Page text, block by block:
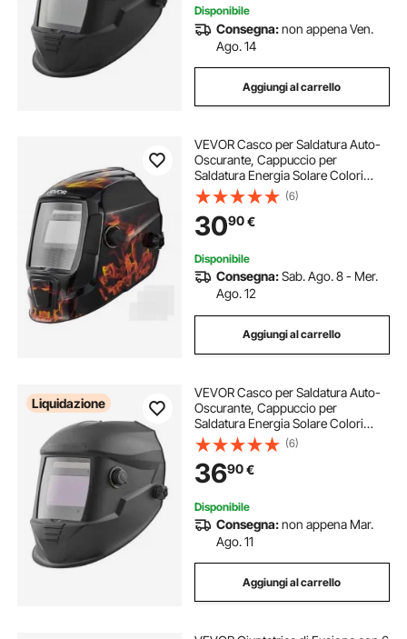
Disponibile
Consegna:non appena Ven.
Ago. 14
Aggiungi al carrello
VEVOR Casco per Saldatura Auto-
Oscurante, Cappuccio per
Saldatura Energia Solare Colori
Reali da 93 x 43 mm, 2 Sensori ad
Arco, Tonalità 4/9-13 per Molatura
TIG MIG ARC, Modello Fiamma
Gialla
(6)
3090€
Disponibile
Consegna:Sab. Ago. 8 - Mer.
Ago. 12
Aggiungi al carrello
Liquidazione
VEVOR Casco per Saldatura Auto-
Oscurante, Cappuccio per
Saldatura Energia Solare Colori
Reali da 100 x 59,4 mm, 4 Sensori
ad Arco, Tonalità 4/5-9/9-13 per
Molatura TIG MIG ARC, Serie METIS
(6)
3690€
Disponibile
Consegna:non appena Mar.
Ago. 11
Aggiungi al carrello